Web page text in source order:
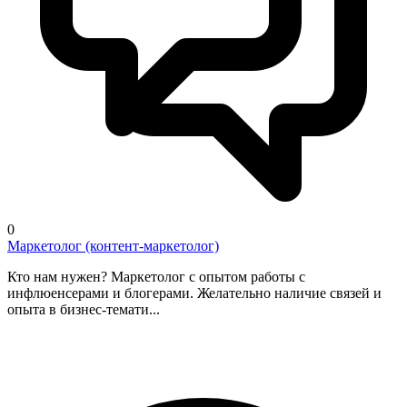
0
Маркетолог (контент-маркетолог)
Кто нам нужен? Маркетолог с опытом работы с
инфлюенсерами и блогерами. Желательно наличие связей и
опыта в бизнес-темати...